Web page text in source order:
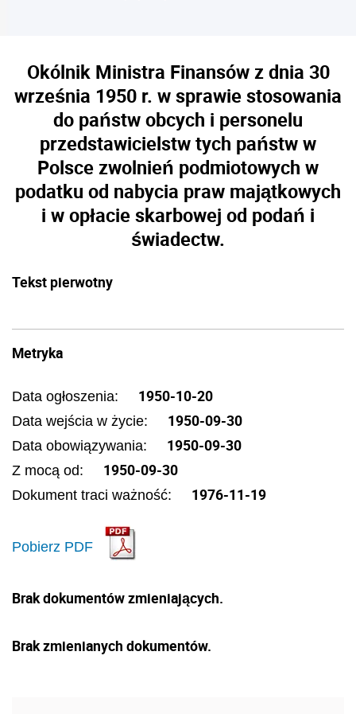
Okólnik Ministra Finansów z dnia 30
września 1950 r. w sprawie stosowania
do państw obcych i personelu
przedstawicielstw tych państw w
Polsce zwolnień podmiotowych w
podatku od nabycia praw majątkowych
i w opłacie skarbowej od podań i
świadectw.
Tekst pierwotny
Metryka
Data ogłoszenia: 1950-10-20
Data wejścia w życie: 1950-09-30
Data obowiązywania: 1950-09-30
Z mocą od: 1950-09-30
Dokument traci ważność: 1976-11-19
Pobierz PDF
Brak dokumentów zmieniających.
Brak zmienianych dokumentów.